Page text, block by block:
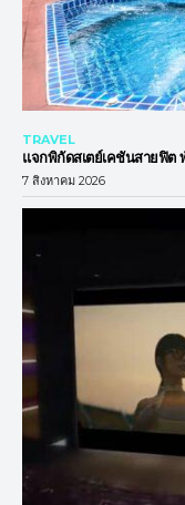
TRAVEL
แจกพิกัดสเตย์เคชันสายฟิต
7 สิงหาคม 2026